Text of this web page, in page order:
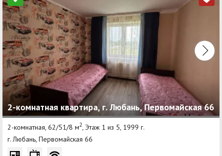
2-комнатная квартира, г. Любань, Первомайская 66
2-комнатная, 62/51/8 м2, Этаж 1 из 5, 1999 г.
г. Любань, Первомайская 66